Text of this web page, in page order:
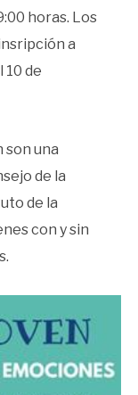
horas. Los
a
10 de
son una
de la
de la
con y sin